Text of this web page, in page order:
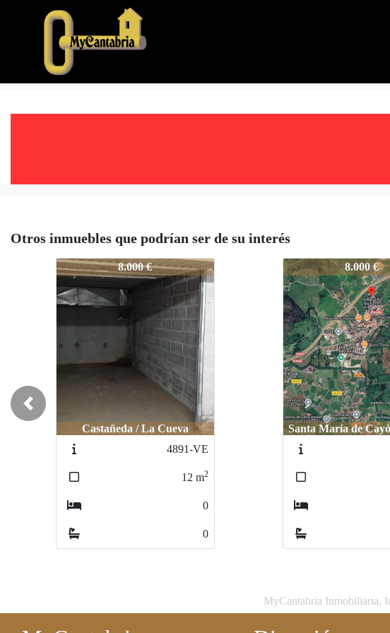
Otros inmuebles que podrían ser de su interés
5709-TP
8.000 €
Castañeda / La Cueva
4891-VE
12 m2
0
0
5709-TP 8.000 €
Santa María de
Previous
MyCantabria Inmobiliaria,